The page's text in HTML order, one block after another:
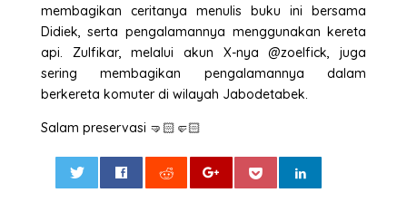
membagikan ceritanya menulis buku ini bersama
Didiek, serta pengalamannya menggunakan kereta
api. Zulfikar, melalui akun X-nya @zoelfick, juga
sering membagikan pengalamannya dalam
berkereta komuter di wilayah Jabodetabek.
Salam preservasi 🤜🏻🤛🏻